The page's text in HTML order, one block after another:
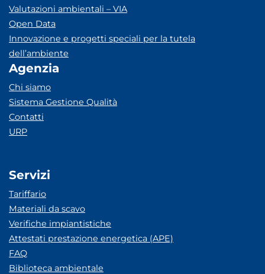
Valutazioni ambientali – VIA
Open Data
Innovazione e progetti speciali per la tutela
dell’ambiente
Agenzia
Chi siamo
Sistema Gestione Qualità
Contatti
URP
Servizi
Tariffario
Materiali da scavo
Verifiche impiantistiche
Attestati prestazione energetica (APE)
FAQ
Biblioteca ambientale